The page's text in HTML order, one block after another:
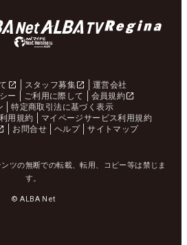
スタッフ募集
運営会社
ー
ご利用に際して
会員規約
特定商取引法に基づく表示
用規約
マイページサービス利用規約
お問合せ ヘルプ サイトマップ
ツの無断での転載、転用、コピー等は禁じま
す。
© ALBA Net